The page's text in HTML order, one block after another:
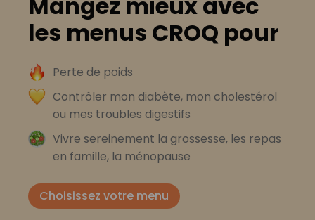
les menus CROQ pour
Perte de poids
Contrôler mon diabète, mon cholestérol
ou mes troubles digestifs
Vivre sereinement la grossesse, les repas
en famille, la ménopause
Choisissez votre menu